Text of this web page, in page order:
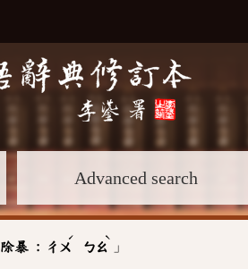
Advanced search
除暴 : ㄔㄨ
ˊ
ㄅㄠ
ˋ
」